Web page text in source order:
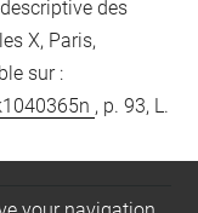
des
X, Paris,
sur :
, p. 93, L.